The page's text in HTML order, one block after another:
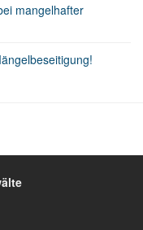
mangelhafter